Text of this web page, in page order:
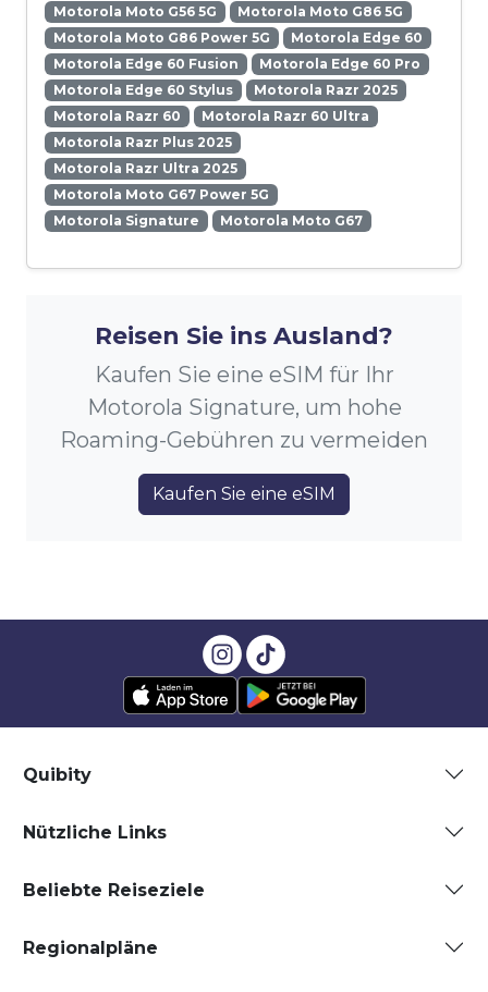
Motorola Moto G56 5G
Motorola Moto G86 5G
Motorola Moto G86 Power 5G
Motorola Edge 60
Motorola Edge 60 Fusion
Motorola Edge 60 Pro
Motorola Edge 60 Stylus
Motorola Razr 2025
Motorola Razr 60
Motorola Razr 60 Ultra
Motorola Razr Plus 2025
Motorola Razr Ultra 2025
Motorola Moto G67 Power 5G
Motorola Signature
Motorola Moto G67
Reisen Sie ins Ausland?
Kaufen Sie eine eSIM für Ihr
Motorola Signature, um hohe
Roaming-Gebühren zu vermeiden
Kaufen Sie eine eSIM
Quibity
Nützliche Links
Beliebte Reiseziele
Regionalpläne